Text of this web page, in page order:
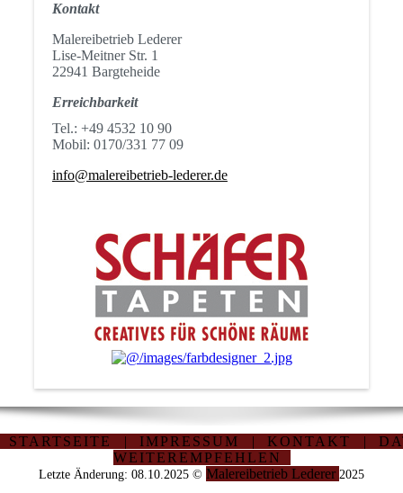
Kontakt
Malereibetrieb Lederer
Lise-Meitner Str. 1
22941 Bargteheide
Erreichbarkeit
Tel.: +49 4532 10 90
Mobil: 0170/331 77 09
info@malereibetrieb-lederer.de
STARTSEITE | IMPRESSUM | KONTAKT |
WEITEREMPFEHLEN
Letzte Änderung: 08.10.2025 © Malereibetrieb Lederer 2025